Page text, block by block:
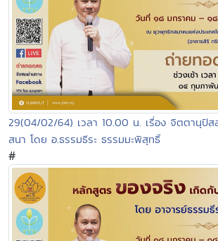
29(04/02/64) เวลา 10.00 น. เรื่อง จิตตานุปัส
สนา โดย อ.ธรรมธีระ ธรรมมะพิสุทธิ์
#